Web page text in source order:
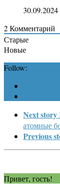
30.09.2024
2Комментарий
Старые
Новые
Follow:
Next story
атомные
Previous
Привет, гость!